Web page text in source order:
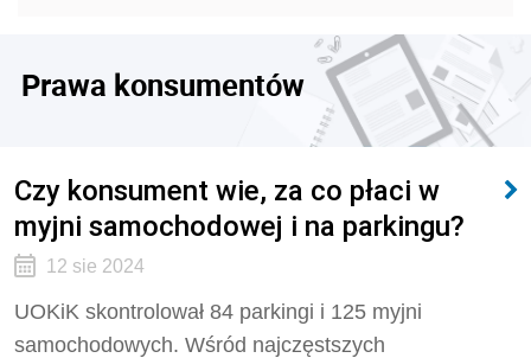
Prawa konsumentów
Czy konsument wie, za co płaci w
myjni samochodowej i na parkingu?
12 sie 2024
UOKiK skontrolował 84 parkingi i 125 myjni
samochodowych. Wśród najczęstszych